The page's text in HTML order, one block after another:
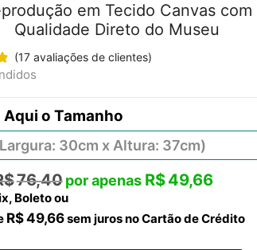
em Tecido Canvas com
Qualidade Direto do Museu
(17avaliações de clientes)
Tamanho
76,40 R$49,66
Boleto ou
R$49,66sem juros no Cartão de Crédito